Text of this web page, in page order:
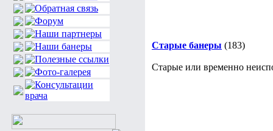
Старые банеры (183)
Старые или временно